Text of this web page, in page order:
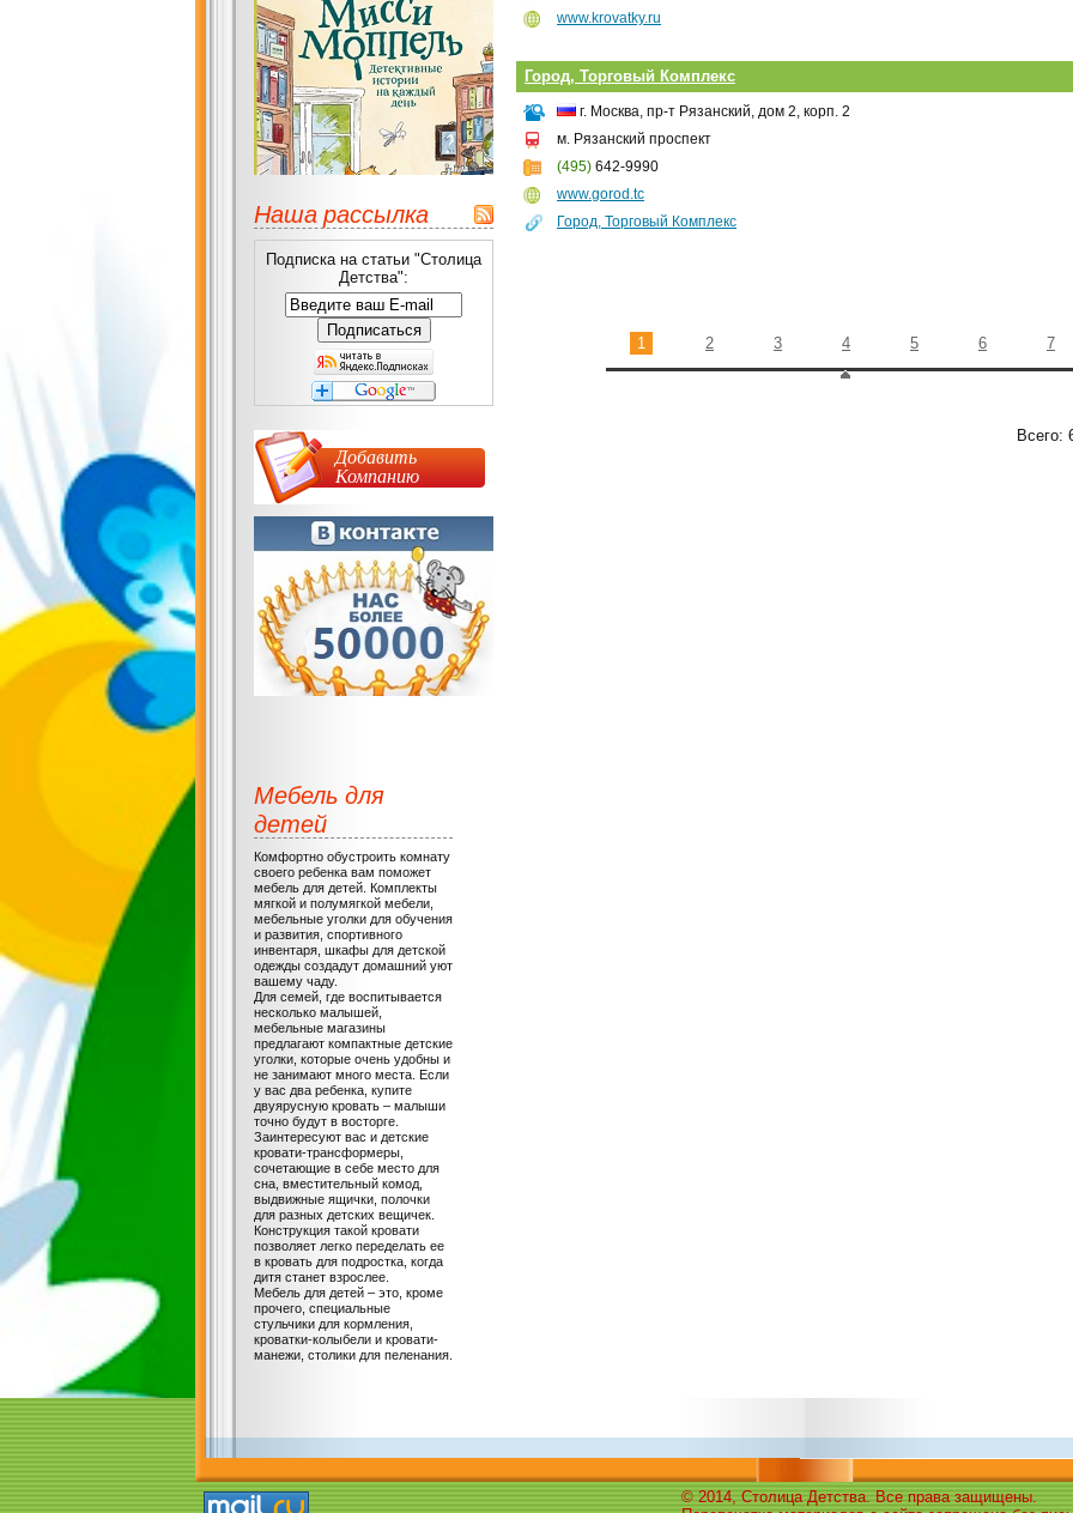
www.krovatky.ru
Город, Торговый Комплекс
г. Москва, пр-т Рязанский, дом 2, корп. 2
м. Рязанский проспект
(495) 642-9990
www.gorod.tc
Город, Торговый Комплекс
1 2 3 4 5 6 7
Всего:
Наша рассылка
Подписка на статьи "Столица
Детства":
Добавить
Компанию
Мебель для
детей
Комфортно обустроить комнату
своего ребенка вам поможет
мебель для детей. Комплекты
мягкой и полумягкой мебели,
мебельные уголки для обучения
и развития, спортивного
инвентаря, шкафы для детской
одежды создадут домашний уют
вашему чаду.
Для семей, где воспитывается
несколько малышей,
мебельные магазины
предлагают компактные детские
уголки, которые очень удобны и
не занимают много места. Если
у вас два ребенка, купите
двуярусную кровать – малыши
точно будут в восторге.
Заинтересуют вас и детские
кровати-трансформеры,
сочетающие в себе место для
сна, вместительный комод,
выдвижные ящички, полочки
для разных детских вещичек.
Конструкция такой кровати
позволяет легко переделать ее
в кровать для подростка, когда
дитя станет взрослее.
Мебель для детей – это, кроме
прочего, специальные
стульчики для кормления,
кроватки-колыбели и кровати-
манежи, столики для пеленания.
© 2014, Столица Детства. Все права защищены.